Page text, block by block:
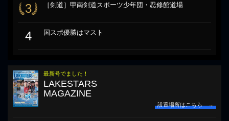
3 ［剣道］甲南剣道スポーツ少年団・忍修館道場
4 国スポ優勝はマスト
最新号でました！
LAKESTARS
MAGAZINE
設置場所はこちら →